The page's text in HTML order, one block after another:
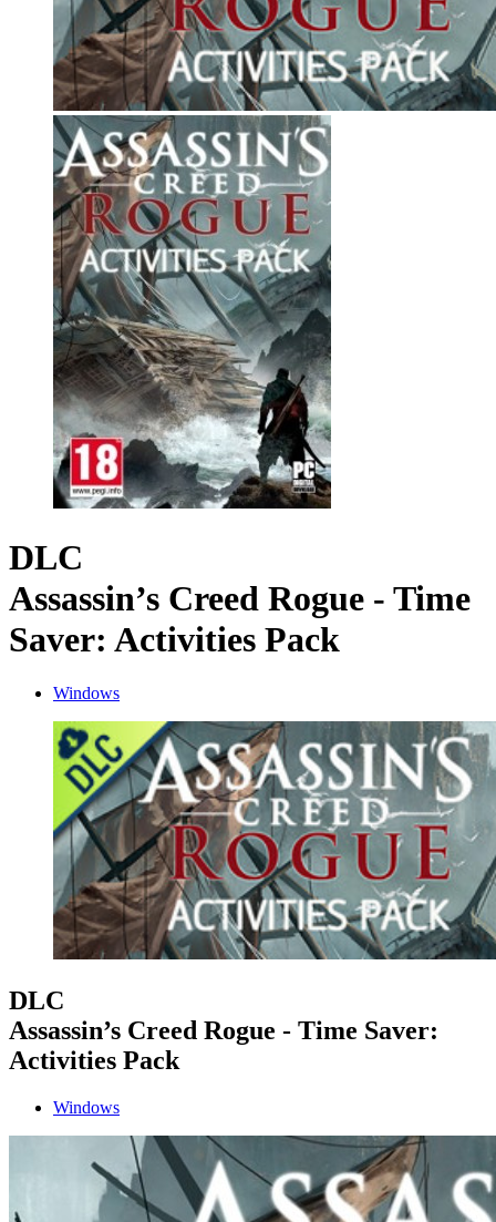
DLC
Assassin’s Creed Rogue - Time
Saver: Activities Pack
Windows
DLC
Assassin’s Creed Rogue - Time Saver:
Activities Pack
Windows